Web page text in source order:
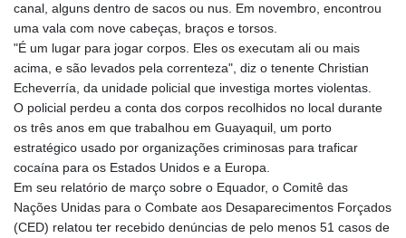
canal, alguns dentro de sacos ou nus. Em novembro, encontrou
uma vala com nove cabeças, braços e torsos.
"É um lugar para jogar corpos. Eles os executam ali ou mais
acima, e são levados pela correnteza", diz o tenente Christian
Echeverría, da unidade policial que investiga mortes violentas.
O policial perdeu a conta dos corpos recolhidos no local durante
os três anos em que trabalhou em Guayaquil, um porto
estratégico usado por organizações criminosas para traficar
cocaína para os Estados Unidos e a Europa.
Em seu relatório de março sobre o Equador, o Comitê das
Nações Unidas para o Combate aos Desaparecimentos Forçados
(CED) relatou ter recebido denúncias de pelo menos 51 casos de